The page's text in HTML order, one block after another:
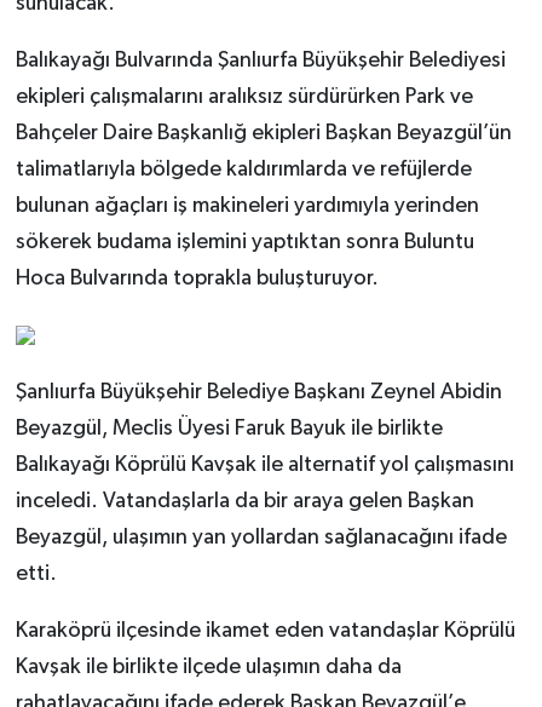
Balıkayağı Bulvarında Şanlıurfa Büyükşehir Belediyesi
ekipleri çalışmalarını aralıksız sürdürürken Park ve
Bahçeler Daire Başkanlığ ekipleri Başkan Beyazgül’ün
talimatlarıyla bölgede kaldırımlarda ve refüjlerde
bulunan ağaçları iş makineleri yardımıyla yerinden
sökerek budama işlemini yaptıktan sonra Buluntu
Hoca Bulvarında toprakla buluşturuyor.
Şanlıurfa Büyükşehir Belediye Başkanı Zeynel Abidin
Beyazgül, Meclis Üyesi Faruk Bayuk ile birlikte
Balıkayağı Köprülü Kavşak ile alternatif yol çalışmasını
inceledi. Vatandaşlarla da bir araya gelen Başkan
Beyazgül, ulaşımın yan yollardan sağlanacağını ifade
etti.
Karaköprü ilçesinde ikamet eden vatandaşlar Köprülü
Kavşak ile birlikte ilçede ulaşımın daha da